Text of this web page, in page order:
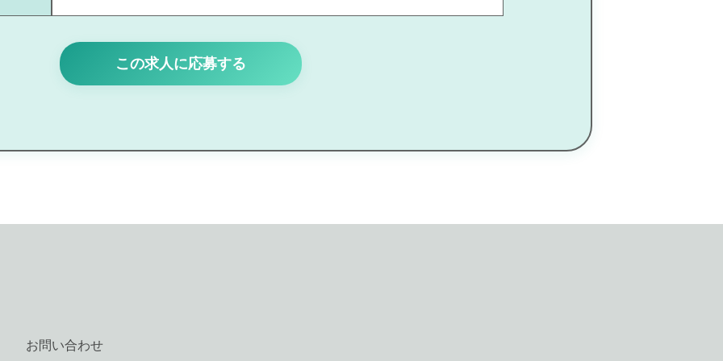
この求人に応募する
お問い合わせ